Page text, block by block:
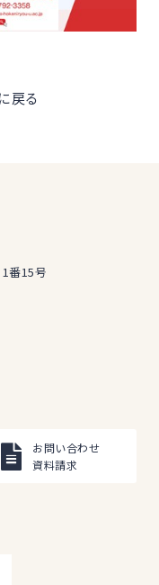
戻る
番15号
お問い合わせ
資料請求